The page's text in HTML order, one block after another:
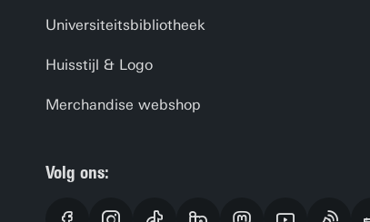
Universiteitsbibliotheek
Huisstijl & Logo
Merchandise webshop
Volg ons: